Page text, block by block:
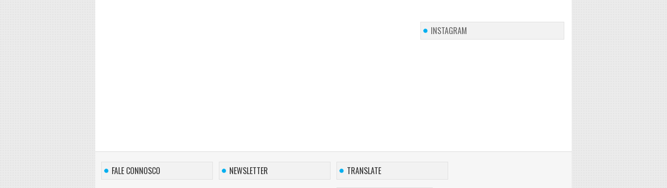
INSTAGRAM
FALE CONNOSCO NEWSLETTER TRANSLATE